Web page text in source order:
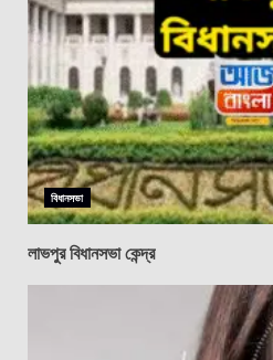
বিধানসভা
লাভপুর বিধানসভা কেন্দ্র